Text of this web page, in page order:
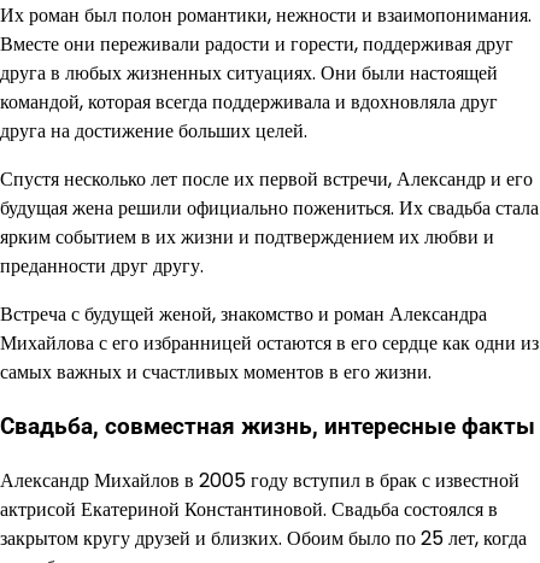
Их роман был полон романтики, нежности и взаимопонимания.
Вместе они переживали радости и горести, поддерживая друг
друга в любых жизненных ситуациях. Они были настоящей
командой, которая всегда поддерживала и вдохновляла друг
друга на достижение больших целей.
Спустя несколько лет после их первой встречи, Александр и его
будущая жена решили официально пожениться. Их свадьба стала
ярким событием в их жизни и подтверждением их любви и
преданности друг другу.
Встреча с будущей женой, знакомство и роман Александра
Михайлова с его избранницей остаются в его сердце как одни из
самых важных и счастливых моментов в его жизни.
Свадьба, совместная жизнь, интересные факты
Александр Михайлов в 2005 году вступил в брак с известной
актрисой Екатериной Константиновой. Свадьба состоялся в
закрытом кругу друзей и близких. Обоим было по 25 лет, когда